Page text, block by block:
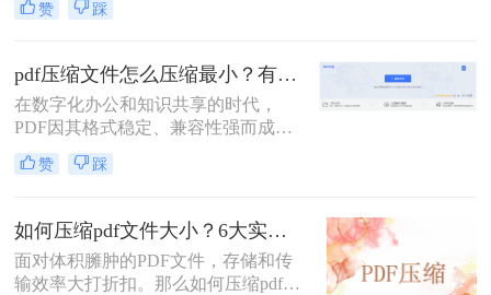
空间不足、传输速度慢等问题。那么
4种常用的PDF压缩方法，帮助您快速
减小文件大小。
赞 踩
pdf压缩文件怎么压缩最小？有效压缩方法终极指南！
在数字化办公和知识共享的时代，
PDF因其格式稳定、兼容性强而成为
文档传输的首选。然而，庞大的PDF
文件时常为我们带来困扰：邮箱附件
下载耗时、设备存储空间告急。pdf压
缩文件怎么压缩最小，成为许多人迫
切需要的技能。
赞 踩
如何压缩pdf文件大小？6大实用压缩方案深度解析！
面对体积臃肿的PDF文件，存储和传
输效率大打折扣。那么如何压缩pdf文